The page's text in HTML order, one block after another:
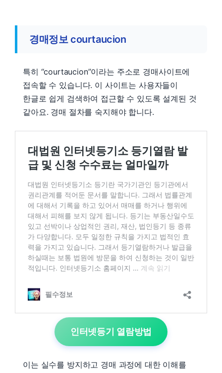
경매정보 courtaucion
특히 “courtaucion”이라는 주소로 경매사이트에
접속할 수 있습니다. 이 사이트는 사용자들이
한글로 쉽게 검색하여 접근할 수 있도록 설계된 것
같아요. 경매 절차를 숙지해야 합니다.
인터넷등기 열람방법
이는 실수를 방지하고 경매 과정에 대한 이해를